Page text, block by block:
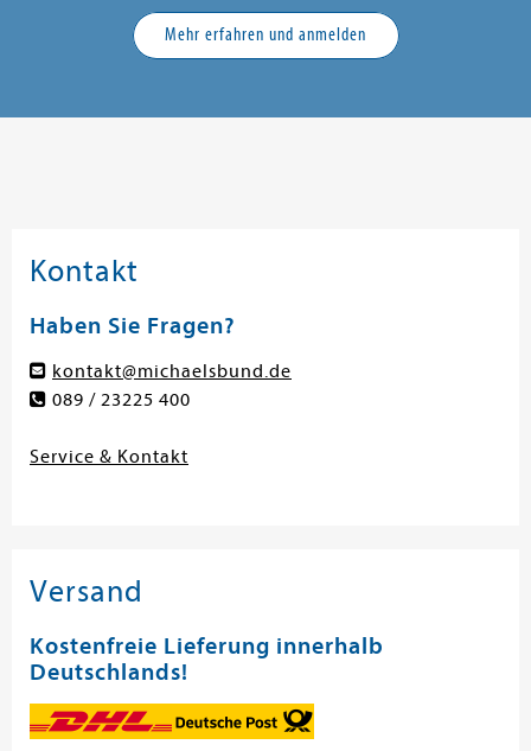
Mehr erfahren und anmelden
Kontakt
Haben Sie Fragen?
kontakt@michaelsbund.de
089 / 23225 400
Service & Kontakt
Versand
Kostenfreie Lieferung innerhalb
Deutschlands!